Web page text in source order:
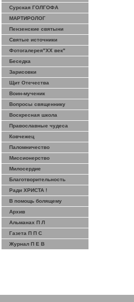
Сурская ГОЛГОФА
МАРТИРОЛОГ
Пензенские святыни
Святые источники
Фотогалерея"ХХ век"
Беседка
Зарисовки
Щит Отечества
Воин-мученик
Вопросы священнику
Воскресная школа
Православные чудеса
Ковчежец
Паломничество
Миссионерство
Милосердие
Благотворительность
Ради ХРИСТА !
В помощь болящему
Архив
Альманах П Л
Газета П П С
Журнал П Е В